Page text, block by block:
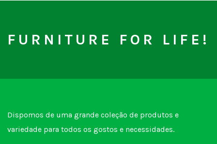
FURNITURE FOR LIFE!
Dispomos de uma grande coleção de produtos e
variedade para todos os gostos e necessidades.